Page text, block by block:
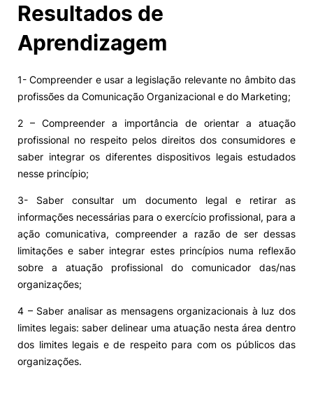
Resultados de
Aprendizagem
1- Compreender e usar a legislação relevante no âmbito das
profissões da Comunicação Organizacional e do Marketing;
2 – Compreender a importância de orientar a atuação
profissional no respeito pelos direitos dos consumidores e
saber integrar os diferentes dispositivos legais estudados
nesse princípio;
3- Saber consultar um documento legal e retirar as
informações necessárias para o exercício profissional, para a
ação comunicativa, compreender a razão de ser dessas
limitações e saber integrar estes princípios numa reflexão
sobre a atuação profissional do comunicador das/nas
organizações;
4 – Saber analisar as mensagens organizacionais à luz dos
limites legais: saber delinear uma atuação nesta área dentro
dos limites legais e de respeito para com os públicos das
organizações.